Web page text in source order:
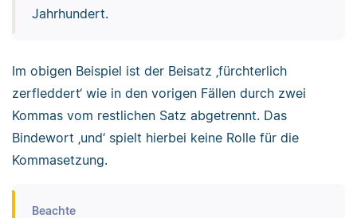
Jahrhundert.
Im obigen Beispiel ist der Beisatz ‚fürchterlich
zerfleddert‘ wie in den vorigen Fällen durch zwei
Kommas vom restlichen Satz abgetrennt. Das
Bindewort ‚und‘ spielt hierbei keine Rolle für die
Kommasetzung.
Beachte